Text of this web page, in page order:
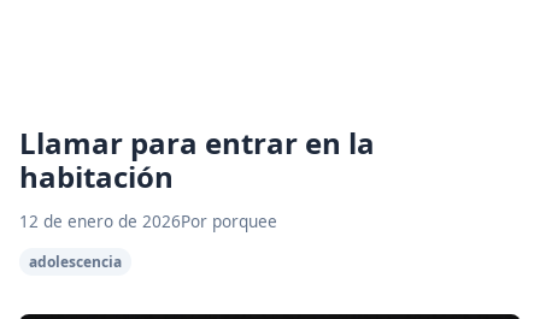
Llamar para entrar en la
habitación
12 de enero de 2026Por porquee
adolescencia